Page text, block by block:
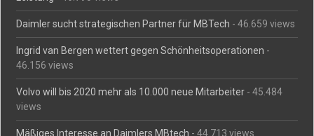
Daimler sucht strategischen Partner für MBTech - 46.659 views
Ingrid van Bergen wettert gegen Schönheitsoperationen -
46.156 views
Volvo will bis 2020 mehr als 10.000 neue Mitarbeiter - 45.484
views
Mäßiges Interesse an Daimlers MBtech - 44.713 views